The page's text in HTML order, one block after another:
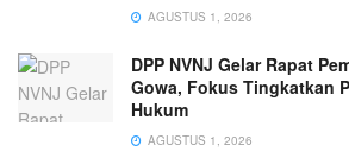
AGUSTUS 1, 2026
DPP NVNJ Gelar Rapat
Gowa, Fokus Tingkatkan
Hukum
AGUSTUS 1, 2026